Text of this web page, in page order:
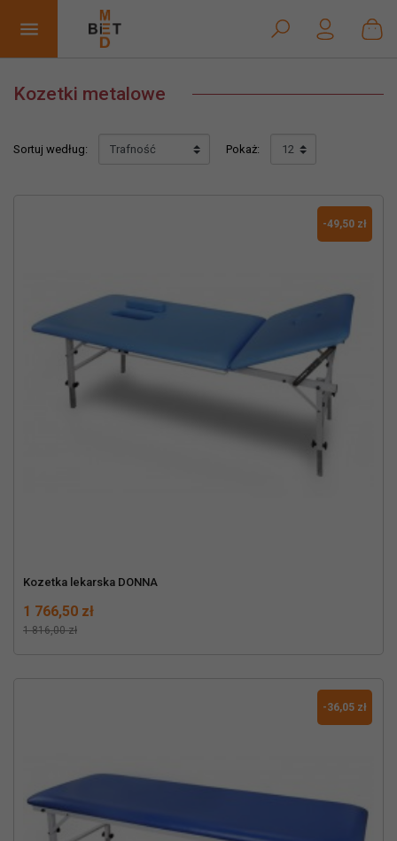
 
Kozetki metalowe
Sortuj według: Pokaż:
Kozetka lekarska DONNA
Cena
1 766,50 zł
Normalna cena
1 816,00 zł
-49,50 zł
-36,05 zł